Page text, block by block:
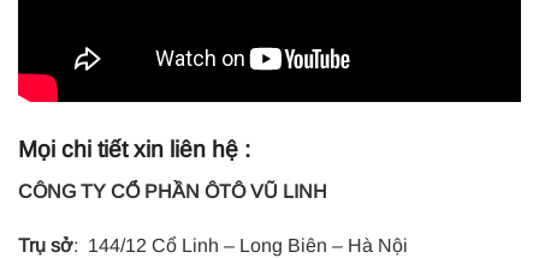
Mọi chi tiết xin liên hệ :
CÔNG TY CỔ PHẦN ÔTÔ VŨ LINH
Trụ sở: 144/12 Cổ Linh – Long Biên – Hà Nội